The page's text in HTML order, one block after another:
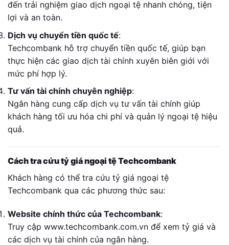
đến trải nghiệm giao dịch ngoại tệ nhanh chóng, tiện
lợi và an toàn.
Dịch vụ chuyển tiền quốc tế:
Techcombank hỗ trợ chuyển tiền quốc tế, giúp bạn
thực hiện các giao dịch tài chính xuyên biên giới với
mức phí hợp lý.
Tư vấn tài chính chuyên nghiệp:
Ngân hàng cung cấp dịch vụ tư vấn tài chính giúp
khách hàng tối ưu hóa chi phí và quản lý ngoại tệ hiệu
quả.
Cách tra cứu tỷ giá ngoại tệ Techcombank
Khách hàng có thể tra cứu tỷ giá ngoại tệ
Techcombank qua các phương thức sau:
Website chính thức của Techcombank:
Truy cập www.techcombank.com.vn để xem tỷ giá và
các dịch vụ tài chính của ngân hàng.